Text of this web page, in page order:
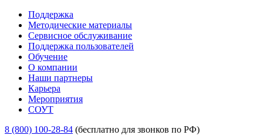
Поддержка
Методические материалы
Сервисное обслуживание
Поддержка пользователей
Обучение
О компании
Наши партнеры
Карьера
Мероприятия
СОУТ
8 (800) 100-28-84 (бесплатно для звонков по РФ)